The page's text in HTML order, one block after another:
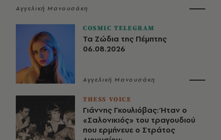
Αγγελική Μανουσάκη
COSMIC TELEGRAM
Τα Ζώδια της Πέμπτης
06.08.2026
Αγγελική Μανουσάκη
THESS VOICE
Γιάννης Γκουλιόβας: Ήταν ο
«Σαλονικιός» του τραγουδιού
που ερμήνευε ο Στράτος